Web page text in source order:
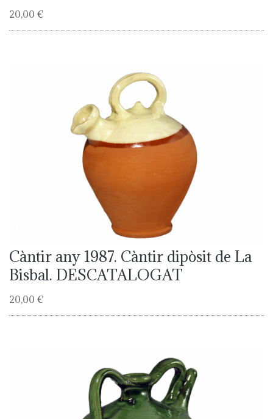
20,00 €
Càntir any 1987. Càntir dipòsit de La
Bisbal. DESCATALOGAT
20,00 €